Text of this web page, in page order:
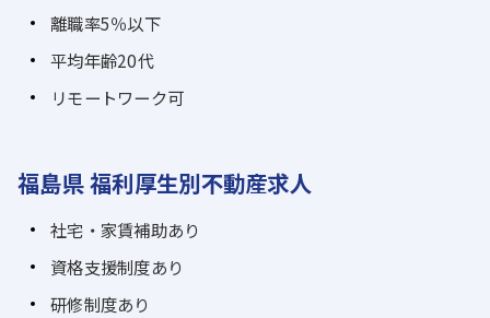
離職率5％以下
平均年齢20代
リモートワーク可
福島県 福利厚生別不動産求人
社宅・家賃補助あり
資格支援制度あり
研修制度あり